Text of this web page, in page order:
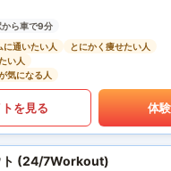
から車で9分
に通いたい人
とにかく痩せたい人
い人
気になる人
を見る 体
ト (24/7Workout)